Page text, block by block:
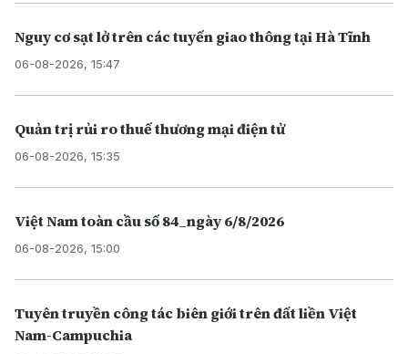
Nguy cơ sạt lở trên các tuyến giao thông tại Hà Tĩnh
06-08-2026, 15:47
Quản trị rủi ro thuế thương mại điện tử
06-08-2026, 15:35
Việt Nam toàn cầu số 84_ngày 6/8/2026
06-08-2026, 15:00
Tuyên truyền công tác biên giới trên đất liền Việt
Nam-Campuchia